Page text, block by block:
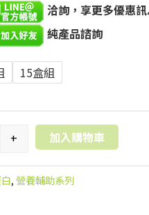
洽詢，享更多優惠
純產品諮詢
15盒組
+ 加入購物車
,營養輔助系列